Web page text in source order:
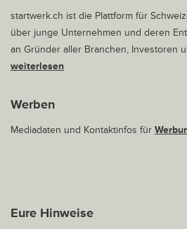
startwerk.ch ist die Plattform für
über junge Unternehmen und deren
an Gründer aller Branchen, Investoren
weiterlesen
Werben
Mediadaten und Kontaktinfos für
Eure Hinweise